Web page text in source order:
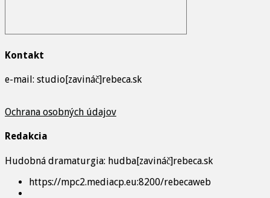
Kontakt
e-mail: studio[zavináč]rebeca.sk
Ochrana osobných údajov
Redakcia
Hudobná dramaturgia: hudba[zavináč]rebeca.sk
https://mpc2.mediacp.eu:8200/rebecaweb